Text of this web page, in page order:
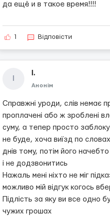
да ещё и в такое время!!!!
1 Відповісти
I.
Анонім
Справжні уроди, слів немає
проплачені або ж зроблені
суму, а тепер просто
не буде, хоча виїзд по
днів тому, потім його
і не додзвонитись
Нажаль мені ніхто не міг
можливо мій відгук когось
Підлість за яку ви все одно
чужих грошах